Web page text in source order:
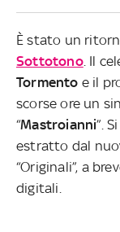
È stato un
Sottotono. Il
Tormento e il
scorse ore un
“Mastroianni”.
estratto dal
“Originali”, a
digitali.